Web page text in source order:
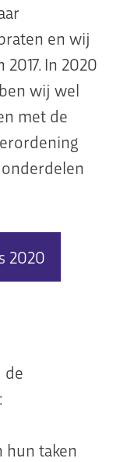
en wij
In 2020
wij wel
met de
2020
de
hun taken